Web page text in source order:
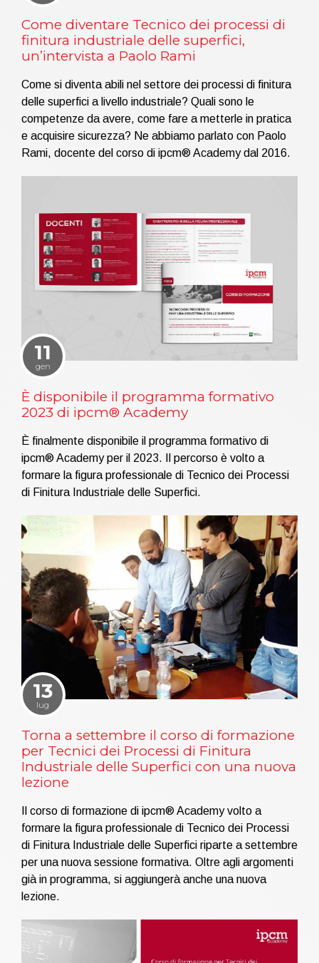
Come diventare Tecnico dei processi di
finitura industriale delle superfici,
un’intervista a Paolo Rami
Come si diventa abili nel settore dei processi di finitura
delle superfici a livello industriale? Quali sono le
competenze da avere, come fare a metterle in pratica
e acquisire sicurezza? Ne abbiamo parlato con Paolo
Rami, docente del corso di ipcm® Academy dal 2016.
11
gen
È disponibile il programma formativo
2023 di ipcm® Academy
È finalmente disponibile il programma formativo di
ipcm® Academy per il 2023. Il percorso è volto a
formare la figura professionale di Tecnico dei Processi
di Finitura Industriale delle Superfici.
13
lug
Torna a settembre il corso di formazione
per Tecnici dei Processi di Finitura
Industriale delle Superfici con una nuova
lezione
Il corso di formazione di ipcm® Academy volto a
formare la figura professionale di Tecnico dei Processi
di Finitura Industriale delle Superfici riparte a settembre
per una nuova sessione formativa. Oltre agli argomenti
già in programma, si aggiungerà anche una nuova
lezione.